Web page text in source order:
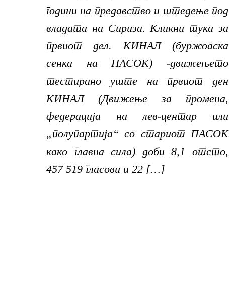
години на предавство и штедење под
владата на Сириза. Кликни тука за
првиот дел. КИНАЛ (буржоаска
сенка на ПАСОК) -движењето
тестирано уште на првиот ден
КИНАЛ (Движење за промена,
федерација на лев-центар или
„полупартија“ со стариот ПАСОК
како главна сила) доби 8,1 отсто,
457 519 гласови и 22 […]